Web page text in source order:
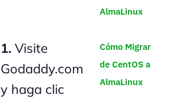
1. Visite
Godaddy.com
y haga clic
AlmaLinux
Cómo Migrar
de CentOS a
AlmaLinux